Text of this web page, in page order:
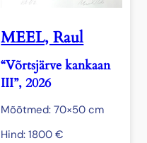
MEEL, Raul
“Võrtsjärve kankaan
III”, 2026
Mõõtmed: 70×50 cm
Hind:1800€